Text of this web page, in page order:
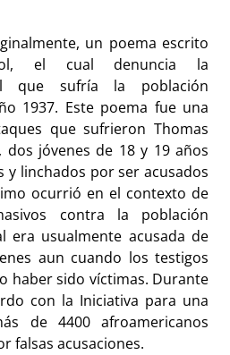
un poema escrito
el cual denuncia la
que sufría la población
1937. Este poema fue una
que sufrieron Thomas
dos jóvenes de 18 y 19 años
linchados por ser acusados
ocurrió en el contexto de
contra la población
era usualmente acusada de
aun cuando los testigos
haber sido víctimas. Durante
con la Iniciativa para una
de 4400 afroamericanos
falsas acusaciones.